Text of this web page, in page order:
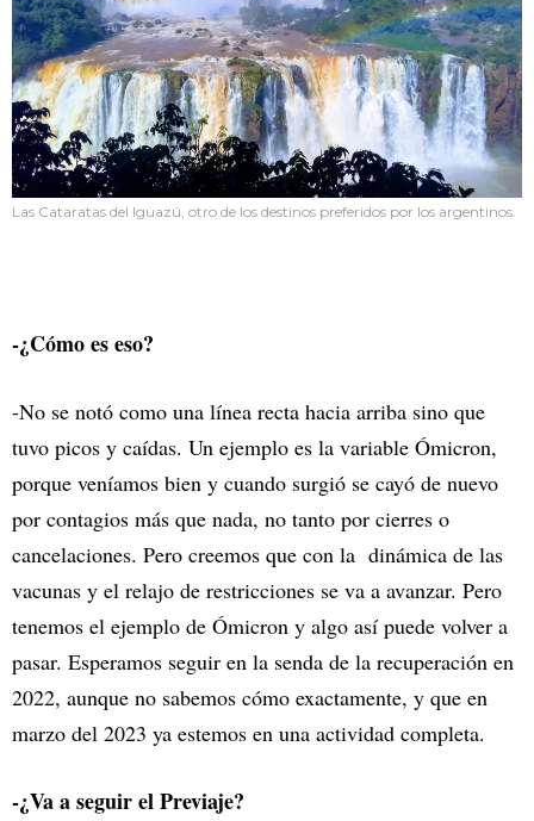
Las Cataratas del Iguazú, otro de los destinos preferidos por los argentinos.
-¿Cómo es eso?
-No se notó como una línea recta hacia arriba sino que
tuvo picos y caídas. Un ejemplo es la variable Ómicron,
porque veníamos bien y cuando surgió se cayó de nuevo
por contagios más que nada, no tanto por cierres o
cancelaciones. Pero creemos que con la dinámica de las
vacunas y el relajo de restricciones se va a avanzar. Pero
tenemos el ejemplo de Ómicron y algo así puede volver a
pasar. Esperamos seguir en la senda de la recuperación en
2022, aunque no sabemos cómo exactamente, y que en
marzo del 2023 ya estemos en una actividad completa.
-¿Va a seguir el Previaje?